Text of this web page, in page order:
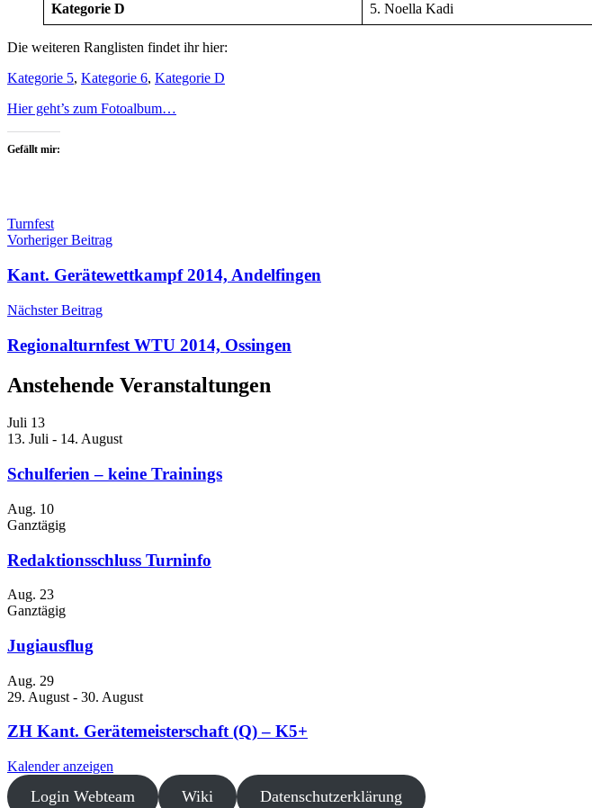
Kategorie D 5. Noella Kadi
Die weiteren Ranglisten findet ihr hier:
Kategorie 5, Kategorie 6, Kategorie D
Hier geht’s zum Fotoalbum…
Gefällt mir:
Turnfest
Beitragsnavigation
Vorheriger Beitrag
Kant. Gerätewettkampf 2014, Andelfingen
Nächster Beitrag
Regionalturnfest WTU 2014, Ossingen
Anstehende Veranstaltungen
Juli 13
13. Juli - 14. August
Schulferien – keine Trainings
Aug. 10
Ganztägig
Redaktionsschluss Turninfo
Aug. 23
Ganztägig
Jugiausflug
Aug. 29
29. August - 30. August
ZH Kant. Gerätemeisterschaft (Q) – K5+
Kalender anzeigen
Login Webteam Wiki Datenschutzerklärung